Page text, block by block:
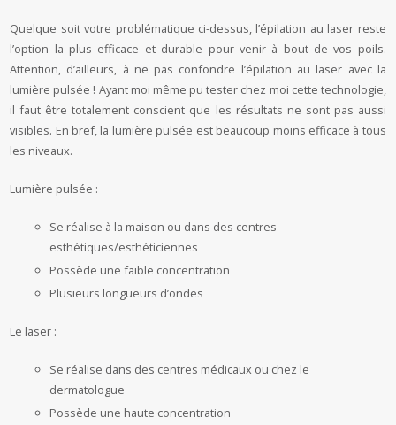
Quelque soit votre problématique ci-dessus, l’épilation au laser reste
l’option la plus efficace et durable pour venir à bout de vos poils.
Attention, d’ailleurs, à ne pas confondre l’épilation au laser avec la
lumière pulsée ! Ayant moi même pu tester chez moi cette technologie,
il faut être totalement conscient que les résultats ne sont pas aussi
visibles. En bref, la lumière pulsée est beaucoup moins efficace à tous
les niveaux.
Lumière pulsée :
Se réalise à la maison ou dans des centres
esthétiques/esthéticiennes
Possède une faible concentration
Plusieurs longueurs d’ondes
Le laser :
Se réalise dans des centres médicaux ou chez le
dermatologue
Possède une haute concentration